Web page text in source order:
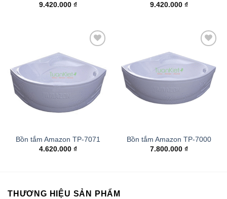
9.420.000 ₫
9.420.000 ₫
wishlist
Bồn tắm Amazon TP-7071
4.620.000 ₫
wishlist
Bồn tắm Amazon TP-7000
7.800.000 ₫
THƯƠNG HIỆU SẢN PHẨM